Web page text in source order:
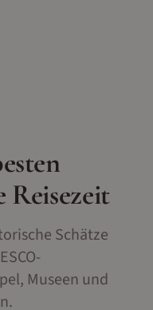
Reisezeit
Schätze
Museen und